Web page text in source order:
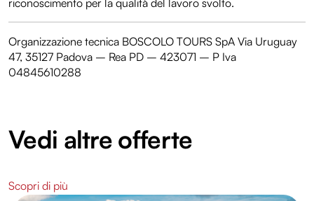
riconoscimento per la qualità del lavoro svolto.
Organizzazione tecnica BOSCOLO TOURS SpA Via Uruguay
47, 35127 Padova – Rea PD – 423071 – P Iva
04845610288
Vedi altre offerte
Scopri di più